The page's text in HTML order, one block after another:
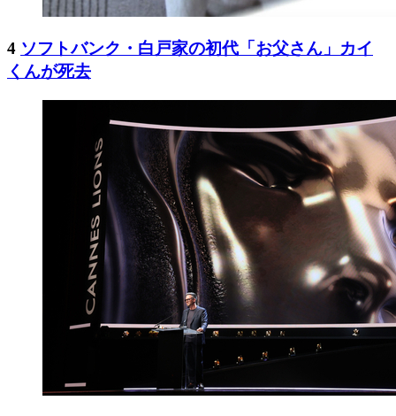
4 ソフトバンク・白戸家の初代「お父さん」カイ
くんが死去